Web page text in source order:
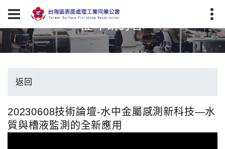
歷年研討會
返回
20230608技術論壇-水中金屬感測新科技—水
質與槽液監測的全新應用